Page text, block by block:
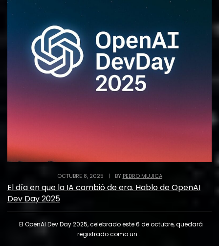
OCTUBRE 8, 2025 | BY PEDRO MUJICA
El día en que la IA cambió de era. Hablo de OpenAI
Dev Day 2025
El OpenAI Dev Day 2025, celebrado este 6 de octubre, quedará
registrado como un...